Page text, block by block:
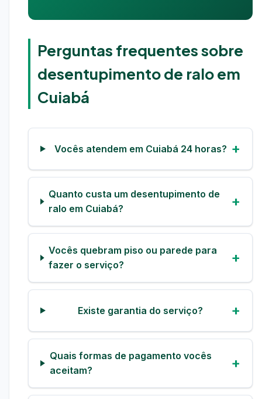
Perguntas frequentes sobre
desentupimento de ralo em
Cuiabá
Vocês atendem em Cuiabá 24 horas?
Quanto custa um desentupimento de
ralo em Cuiabá?
Vocês quebram piso ou parede para
fazer o serviço?
Existe garantia do serviço?
Quais formas de pagamento vocês
aceitam?